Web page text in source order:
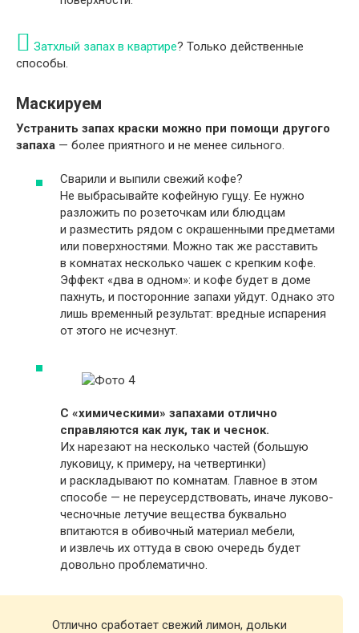
Затхлый запах в квартире? Только действенные
способы.
Маскируем
Устранить запах краски можно при помощи другого
запаха — более приятного и не менее сильного.
Сварили и выпили свежий кофе?
Не выбрасывайте кофейную гущу. Ее нужно
разложить по розеточкам или блюдцам
и разместить рядом с окрашенными предметами
или поверхностями. Можно так же расставить
в комнатах несколько чашек с крепким кофе.
Эффект «два в одном»: и кофе будет в доме
пахнуть, и посторонние запахи уйдут. Однако это
лишь временный результат: вредные испарения
от этого не исчезнут.
С «химическими» запахами отлично
справляются как лук, так и чеснок.
Их нарезают на несколько частей (большую
луковицу, к примеру, на четвертинки)
и раскладывают по комнатам. Главное в этом
способе — не переусердствовать, иначе луково-
чесночные летучие вещества буквально
впитаются в обивочный материал мебели,
и извлечь их оттуда в свою очередь будет
довольно проблематично.
Отлично сработает свежий лимон, дольки